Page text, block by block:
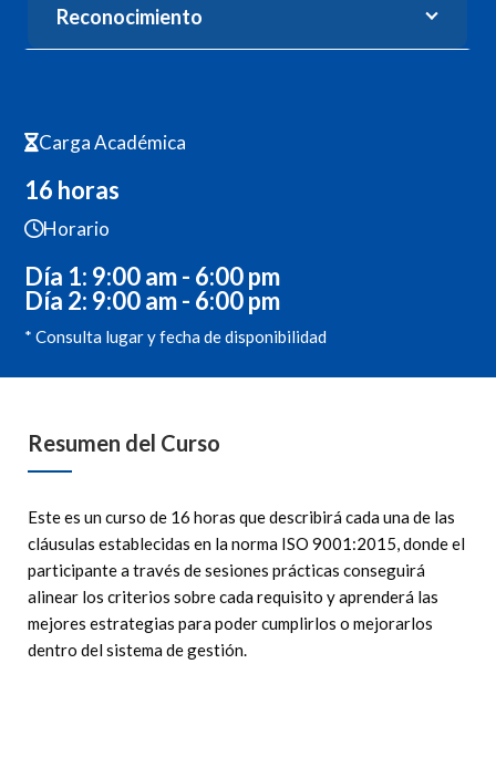
Reconocimiento
Carga Académica
16 horas
Horario
Día 1: 9:00 am - 6:00 pm
Día 2: 9:00 am - 6:00 pm
* Consulta lugar y fecha de disponibilidad
Resumen del Curso
Este es un curso de 16 horas que describirá cada una de las
cláusulas establecidas en la norma ISO 9001:2015, donde el
participante a través de sesiones prácticas conseguirá
alinear los criterios sobre cada requisito y aprenderá las
mejores estrategias para poder cumplirlos o mejorarlos
dentro del sistema de gestión.